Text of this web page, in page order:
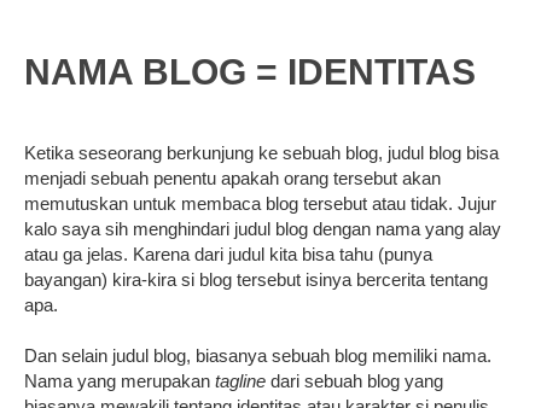
NAMA BLOG = IDENTITAS
Ketika seseorang berkunjung ke sebuah blog, judul blog bisa
menjadi sebuah penentu apakah orang tersebut akan
memutuskan untuk membaca blog tersebut atau tidak. Jujur
kalo saya sih menghindari judul blog dengan nama yang alay
atau ga jelas. Karena dari judul kita bisa tahu (punya
bayangan) kira-kira si blog tersebut isinya bercerita tentang
apa.
Dan selain judul blog, biasanya sebuah blog memiliki nama.
Nama yang merupakan tagline dari sebuah blog yang